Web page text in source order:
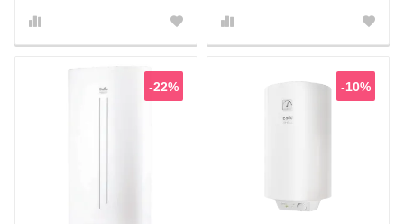
-22% -10%